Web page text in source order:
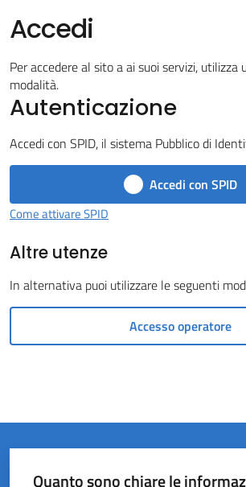
Servizi
Vivere
del
Rio
on-
Accedi
Per accedere al sito a ai suoi servizi,
modalità.
Autenticazione
Accedi con SPID, il sistema Pubblico di
Accedi con SPID
Come attivare SPID
Altre utenze
In alternativa puoi utilizzare le seguenti
Accesso operatore
Quanto sono chiare le